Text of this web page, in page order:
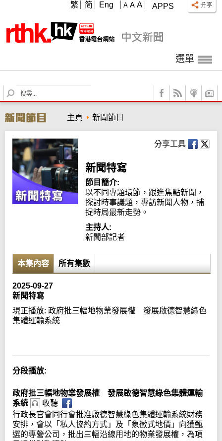
APPS
A A A
繁 简 Eng
選單
S
e
r
c
h
主頁 新聞節目
分享工具
新聞特寫
節目簡介:
以不同專題環節，跟進焦點新聞，
探討時事議題，專訪新聞人物，捕
捉時局最新走勢。
主持人:
新聞部記者
本集內容 所有集數
2025-09-27
新聞特寫
現正播放: 政府批三幅地物業發展權 發展啟德智慧綠色
集體運輸系統
分段播放:
政府批三幅地物業發展權 發展啟德智慧綠色集體運輸
系統
收聽
行政長官會同行會批准啟德智慧綠色集體運輸系統財務
安排，會以「私人協約方式」及「象徵式地價」向獲甄
選的專營公司，批出三幅沿線用地的物業發展權，為項